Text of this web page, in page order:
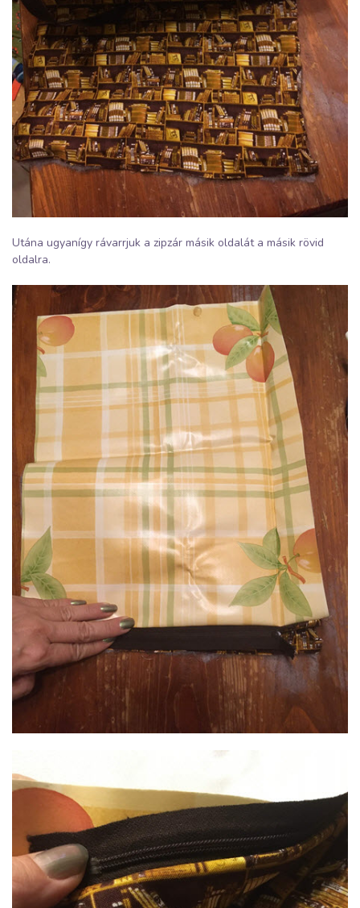
Utána ugyanígy rávarrjuk a zipzár másik oldalát a másik rövid
oldalra.